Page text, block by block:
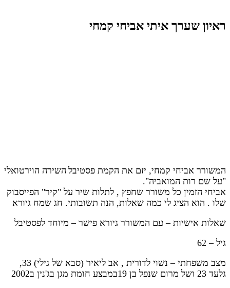
ראיון שערך איתי אביחי קמחי
המשורר אביחי קמחי, יזם את הקמת פסטיבל השירה הוירטואלי
"על שם רות המואביה".
אביחי הזמין כל משורר שחפץ , לתלות שיר על "קיר" הפייסבוק
שלו . הוא הציג לי כמה שאלות, הנה תשובותי. חג שמח גיורא
שאלות אישיות – עם המשורר גיורא פישר – מיוחד לפסטיבל
גיל – 62
מצב משפחתי – נשוי לדורית , אב ליאיר (סבא של גילי) 33,
גלעד 23 ושל מרום שנפל בן 19במבצע חומת מגן בג'נין ב2002